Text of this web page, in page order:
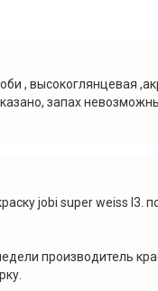
, высокоглянцевая
запах
jobi super weiss
производитель